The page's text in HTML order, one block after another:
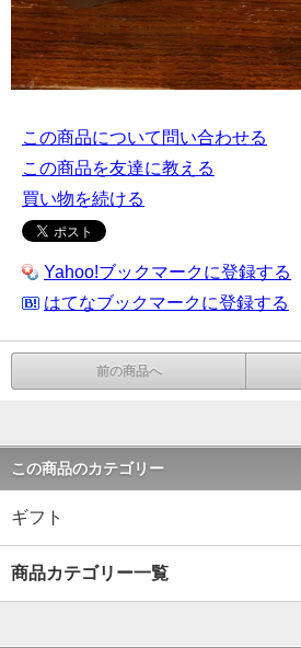
この商品について問い合わせる
この商品を友達に教える
買い物を続ける
Yahoo!ブックマークに登録する
はてなブックマークに登録する
前の商品へ
この商品のカテゴリー
ギフト
商品カテゴリー一覧